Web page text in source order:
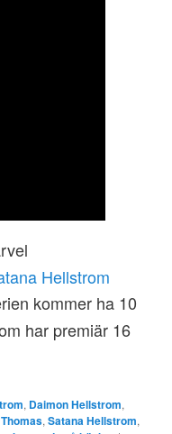
Hellstrom
kommer ha 10
har premiär 16
, Daimon Hellstrom,
,Satana Hellstrom,